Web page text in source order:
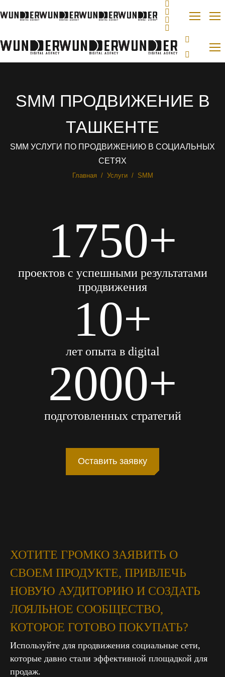
SMM ПРОДВИЖЕНИЕ В
ТАШКЕНТЕ
SMM УСЛУГИ ПО ПРОДВИЖЕНИЮ В СОЦИАЛЬНЫХ
СЕТЯХ
Вы здесь:
Главная Услуги SMM
1750+
проектов с успешными результатами
продвижения
10+
лет опыта в digital
2000+
подготовленных стратегий
Оставить заявку
ХОТИТЕ ГРОМКО ЗАЯВИТЬ О
СВОЕМ ПРОДУКТЕ, ПРИВЛЕЧЬ
НОВУЮ АУДИТОРИЮ И СОЗДАТЬ
ЛОЯЛЬНОЕ СООБЩЕСТВО,
КОТОРОЕ ГОТОВО ПОКУПАТЬ?
Используйте для продвижения социальные сети,
которые давно стали эффективной площадкой для
продаж.